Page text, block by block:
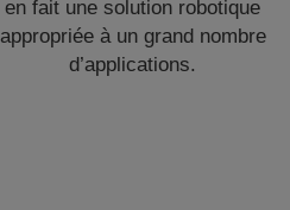
en fait une solution robotique
appropriée à un grand nombre
d’applications.